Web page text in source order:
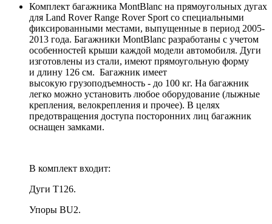
Комплект багажника MontBlanc на прямоугольных дугах
для Land Rover Range Rover Sport со специальными
фиксированными местами, выпущенные в период 2005-
2013 года. Багажники MontBlanc разработаны с учетом
особенностей крыши каждой модели автомобиля. Дуги
изготовлены из стали, имеют прямоугольную форму
и длину 126 см. Багажник имеет
высокую грузоподъемность - до 100 кг. На багажник
легко можно установить любое оборудование (лыжные
крепления, велокрепления и прочее). В целях
предотвращения доступа посторонних лиц багажник
оснащен замками.
В комплект входит:
Дуги T126.
Упоры BU2.